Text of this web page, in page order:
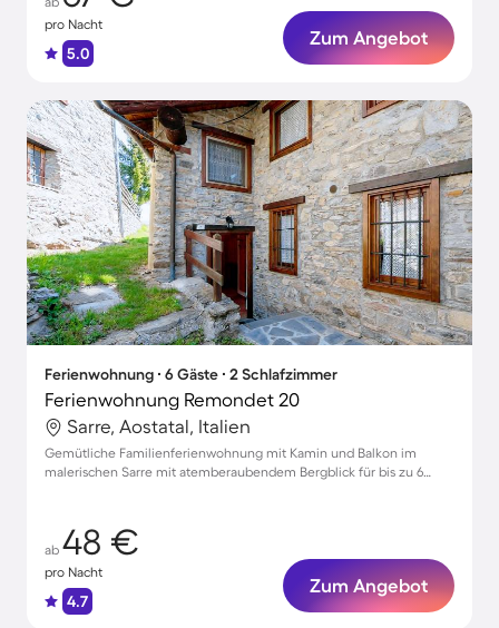
pro Nacht
5.0
Zum Angebot
Ferienwohnung ∙ 6 Gäste ∙ 2 Schlafzimmer
Ferienwohnung Remondet 20
Sarre, Aostatal, Italien
Gemütliche Familienferienwohnung mit Kamin und Balkon im
malerischen Sarre mit atemberaubendem Bergblick für bis zu 6
ab 48 €
pro Nacht
4.7
Zum Angebot